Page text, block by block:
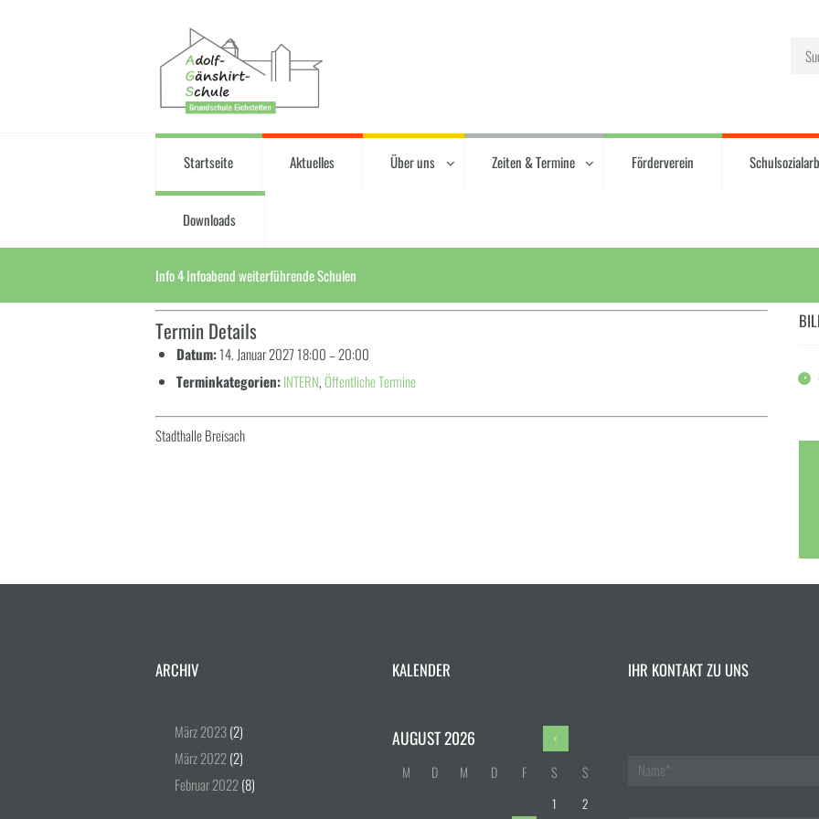
Startseite Aktuelles Über uns Zeiten & Termine Förderverein
Downloads
Info 4 Infoabend weiterführende Schulen
Termin Details
Datum:14. Januar 2027 18:00–20:00
Terminkategorien: INTERN,Öffentliche Termine
Stadthalle Breisach
ARCHIV
März2023(2)
März2022(2)
Februar2022(8)
KALENDER
AUGUST2026
M D M D F S S
1
2
IHR KONTAKT ZU UNS